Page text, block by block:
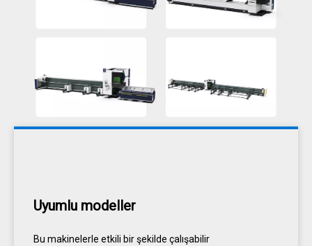
Uyumlu modeller
Bu makinelerle etkili bir şekilde çalışabilir